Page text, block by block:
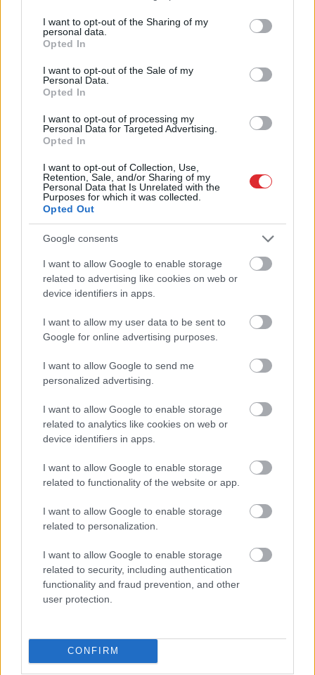
not limited to your visit or usage behaviour. You may click to
grant or deny consent to Google and its third-party tags to
use your data for below specified purposes in below Google
consent section.
I want to opt-out of the Sharing of my
personal data.
Opted In
I want to opt-out of the Sale of my
Personal Data.
Opted In
I want to opt-out of processing my
Personal Data for Targeted Advertising.
Opted In
I want to opt-out of Collection, Use,
Retention, Sale, and/or Sharing of my
Personal Data that Is Unrelated with the
Purposes for which it was collected.
Opted Out
Google consents
I want to allow Google to enable storage
related to advertising like cookies on web or
device identifiers in apps.
I want to allow my user data to be sent to
Google for online advertising purposes.
I want to allow Google to send me
personalized advertising.
I want to allow Google to enable storage
related to analytics like cookies on web or
device identifiers in apps.
I want to allow Google to enable storage
related to functionality of the website or app.
I want to allow Google to enable storage
related to personalization.
I want to allow Google to enable storage
related to security, including authentication
functionality and fraud prevention, and other
user protection.
CONFIRM
Viņu skatiens “izurbjas”
citiem cauri: 3 datumi,
kuros dzimušos mēdz
uzskatīt par biedējošiem
TESTS. Ja vari izlasīt
augšpēdus, ar tevi
pagaidām viss ir
“Mēsturpināmies!”
lepnumu atrāda savu
Atcelt Ziņot